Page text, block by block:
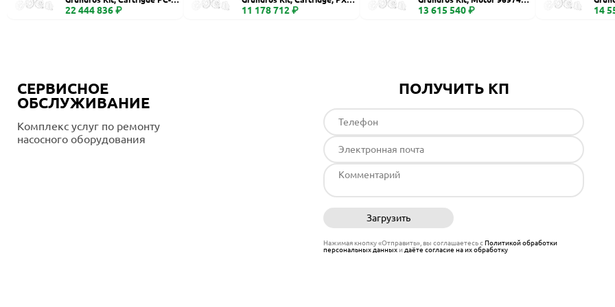
400
22 444 836 ₽
260, Ceramic
11 178 712 ₽
6 S fr74
13 615 540 ₽
00,
14
СЕРВИСНОЕ
ОБСЛУЖИВАНИЕ
Комплекс услуг по ремонту
насосного оборудования
ПОЛУЧИТЬ КП
Загрузить
Нажимая кнопку «Отправить», вы соглашаетесь сПолитикой обработки
персональных данныхи даёте согласие на их обработку